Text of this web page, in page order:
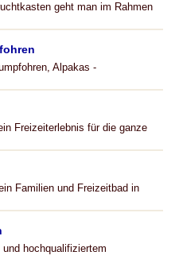
geht man im Rahmen
Alpakas -
Freizeiterlebnis für die ganze
Familien und Freizeitbad in
hochqualifiziertem